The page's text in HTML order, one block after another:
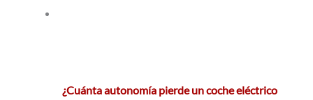
¿Cuánta autonomía pierde un coche eléctrico